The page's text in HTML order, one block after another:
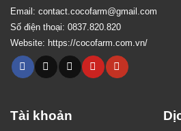
Email: contact.cocofarm@gmail.com
Số điện thoại: 0837.820.820
Website: https://cocofarm.com.vn/
Tài khoản